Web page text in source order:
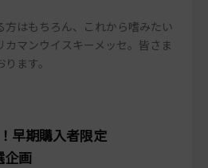
方はもちろん、これから嗜みたい
カマンウイスキーメッセ。皆さま
ます。
早期購入者限定
企画